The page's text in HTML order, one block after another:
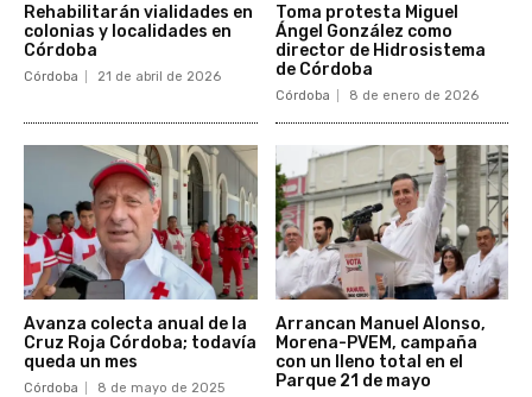
Rehabilitarán vialidades en
colonias y localidades en
Córdoba
Córdoba 21 de abril de 2026
Toma protesta Miguel
Ángel González como
director de Hidrosistema
de Córdoba
Córdoba 8 de enero de 2026
Avanza colecta anual de la
Cruz Roja Córdoba; todavía
queda un mes
Córdoba 8 de mayo de 2025
Arrancan Manuel Alonso,
Morena-PVEM, campaña
con un lleno total en el
Parque 21 de mayo